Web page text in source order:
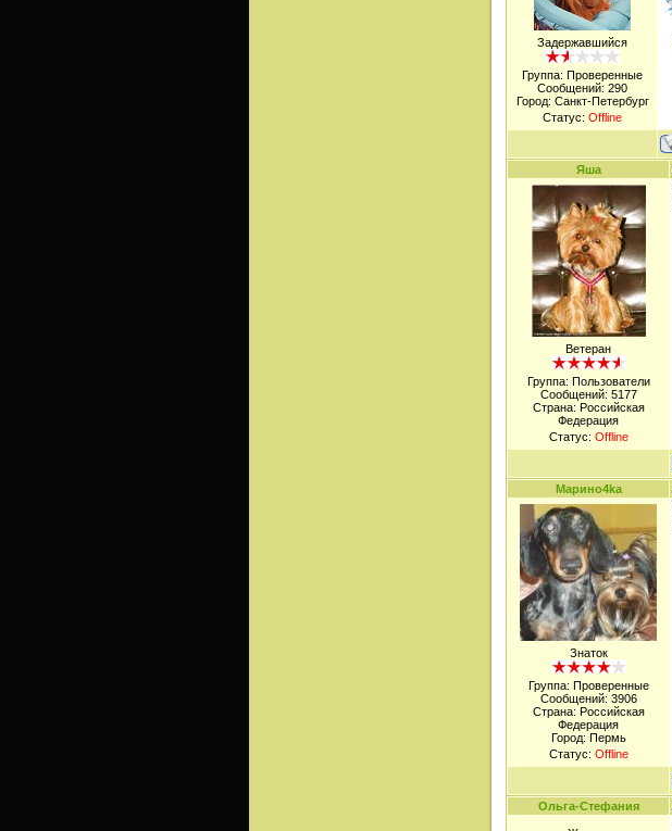
Задержавшийся
Группа: Проверенные
Сообщений: 290
Город: Санкт-Петербург
Статус: Offline
Яша
Ветеран
Группа: Пользователи
Сообщений: 5177
Страна: Российская
Федерация
Статус: Offline
Марино4kа
Знаток
Группа: Проверенные
Сообщений: 3906
Страна: Российская
Федерация
Город: Пермь
Статус: Offline
Ольга-Стефания